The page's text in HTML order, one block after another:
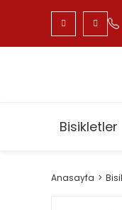
Bisikletler
Anasayfa